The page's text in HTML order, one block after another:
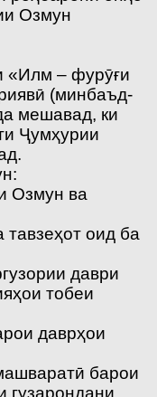
Озмун
«Илм – фурӯғи
(минбаъд-
мешавад, ки
Ҷумҳурии
Озмун ва
тавзеҳот оид ба
даври
тобеи
даврҳои
барои
гузарондани